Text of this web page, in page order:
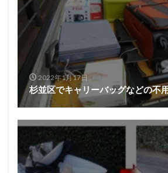
2022年1月17日
杉並区でキャリーバッグなどの不